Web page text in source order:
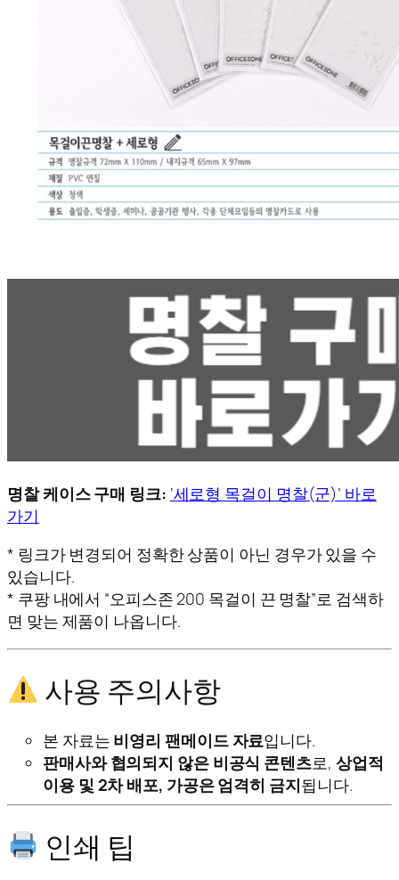
명찰 케이스 구매 링크: ‘세로형 목걸이 명찰(군)’ 바로
가기
* 링크가 변경되어 정확한 상품이 아닌 경우가 있을 수
있습니다.
* 쿠팡 내에서 “오피스존 200 목걸이 끈 명찰”로 검색하
면 맞는 제품이 나옵니다.
사용 주의사항
본 자료는 비영리 팬메이드 자료입니다.
판매사와 협의되지 않은 비공식 콘텐츠로, 상업적
이용 및 2차 배포, 가공은 엄격히 금지됩니다.
인쇄 팁